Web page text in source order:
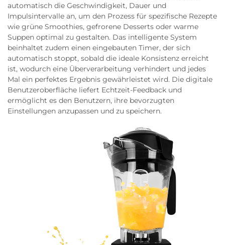
automatisch die Geschwindigkeit, Dauer und
Impulsintervalle an, um den Prozess für spezifische Rezepte
wie grüne Smoothies, gefrorene Desserts oder warme
Suppen optimal zu gestalten. Das intelligente System
beinhaltet zudem einen eingebauten Timer, der sich
automatisch stoppt, sobald die ideale Konsistenz erreicht
ist, wodurch eine Überverarbeitung verhindert und jedes
Mal ein perfektes Ergebnis gewährleistet wird. Die digitale
Benutzeroberfläche liefert Echtzeit-Feedback und
ermöglicht es den Benutzern, ihre bevorzugten
Einstellungen anzupassen und zu speichern.